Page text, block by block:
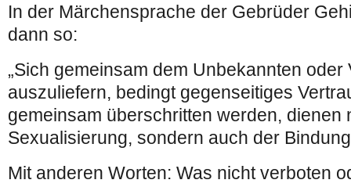
In der Märchensprache der Gebrüder
dann so:
„Sich gemeinsam dem Unbekannten oder
auszuliefern, bedingt gegenseitiges
gemeinsam überschritten werden, dienen
Sexualisierung, sondern auch der
Mit anderen Worten: Was nicht verboten